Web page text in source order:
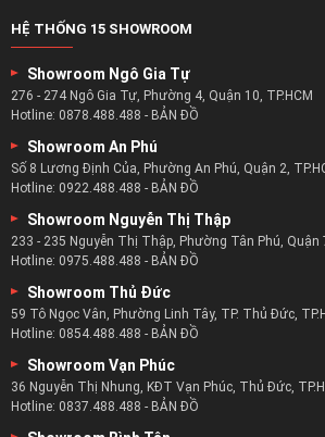
và kĩ năng được đào tạo để làm những
Khi đó bất cứ chiếc sofa da bò nhập
chọn tại zSofa thì yếu tố chất lượng
bảo.
HỆ THỐNG 15 SHOWROOM
Showroom Ngô Gia Tự
276 - 274 Ngô Gia Tự, Phường 4, Quận 10, TP.HCM
Hotline: 0878.488.488 - BẢN ĐỒ
Showroom An Phú
Số 8 Lương Định Của, Phường An Phú, Quận 2,
Hotline: 0922.488.488 - BẢN ĐỒ
Showroom Nguyễn Thị Thập
233 - 235 Nguyễn Thị Thập, Phường Tân Phú, Quận
Hotline: 0975.488.488 - BẢN ĐỒ
Showroom Thủ Đức
59 Tô Ngọc Vân, Phường Linh Tây, TP. Thủ Đức,
Hotline: 0854.488.488 - BẢN ĐỒ
Showroom Vạn Phúc
36 Nguyễn Thị Nhung, KĐT Vạn Phúc, Thủ Đức,
Hotline: 0837.488.488 - BẢN ĐỒ